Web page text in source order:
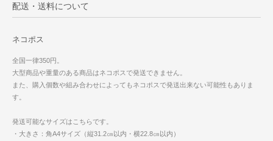
配送・送料について
ネコポス
全国一律350円。
大型商品や重量のある商品はネコポスで発送できません。
また、購入個数や組み合わせによってもネコポスで発送出来ない可能性もありま
す。
発送可能なサイズはこちらです。
・大きさ：角A4サイズ（縦31.2㎝以内・横22.8㎝以内）